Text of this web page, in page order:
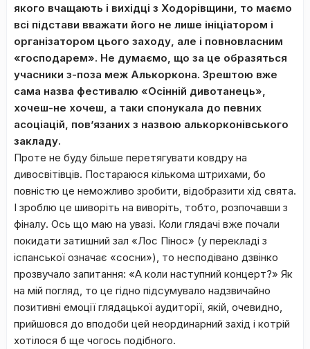
якого вчащають і вихідці з Ходорівщини, то маємо
всі підстави вважати його не лише ініціатором і
організатором цього заходу, але і повновласним
«господарем». Не думаємо, що за це образяться
учасники з-поза меж Алькоркона. Зрештою вже
сама назва фестивалю «Осінній дивотанець»,
хочеш-не хочеш, а таки спонукала до певних
асоціацій, пов’язаних з назвою алькорконівського
закладу.
Проте не буду більше перетягувати ковдру на
дивосвітівців. Постараюся кількома штрихами, бо
повністю це неможливо зробити, відобразити хід свята.
І зроблю це шиворіть на виворіть, тобто, розпочавши з
фіналу. Ось що маю на увазі. Коли глядачі вже почали
покидати затишний зал «Лос Пінос» (у перекладі з
іспанської означає «сосни»), то несподівано дзвінко
прозвучало запитання: «А коли наступний концерт?» Як
на мій погляд, то це гідно підсумувало надзвичайно
позитивні емоції глядацької аудиторії, якій, очевидно,
прийшовся до вподоби цей неординарний захід і котрій
хотілося б ще чогось подібного.